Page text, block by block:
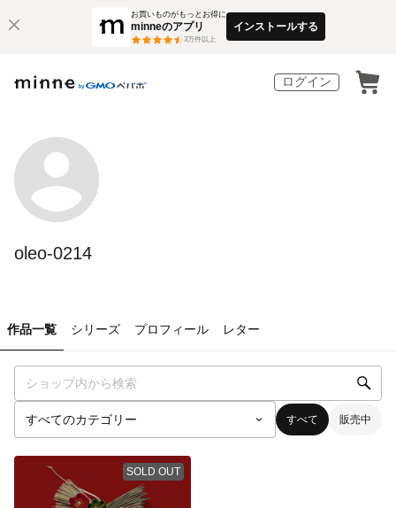
お買いものがもっとお得に
minneのアプリ
3万件以上
インストールする
ログイン
oleo-0214
作品一覧 シリーズ プロフィール レター
すべて 販売中
SOLD OUT